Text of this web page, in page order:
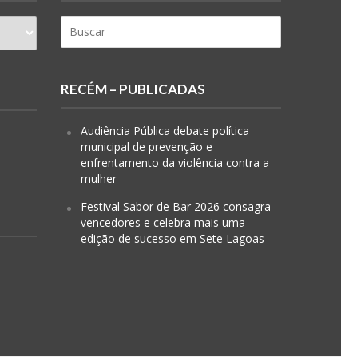
RECÉM – PUBLICADAS
Audiência Pública debate política
municipal de prevenção e
enfrentamento da violência contra a
mulher
Festival Sabor de Bar 2026 consagra
vencedores e celebra mais uma
edição de sucesso em Sete Lagoas